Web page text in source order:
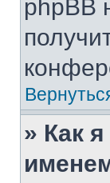
phpBB
» Как